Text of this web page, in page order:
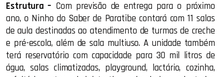
Estrutura – Com previsão de entrega para o próximo
ano, o Ninho do Saber de Paratibe contará com 11 salas
de aula destinadas ao atendimento de turmas de creche
e pré-escola, além de sala multiuso. A unidade também
terá reservatório com capacidade para 30 mil litros de
água, salas climatizadas, playground, lactário, cozinha,